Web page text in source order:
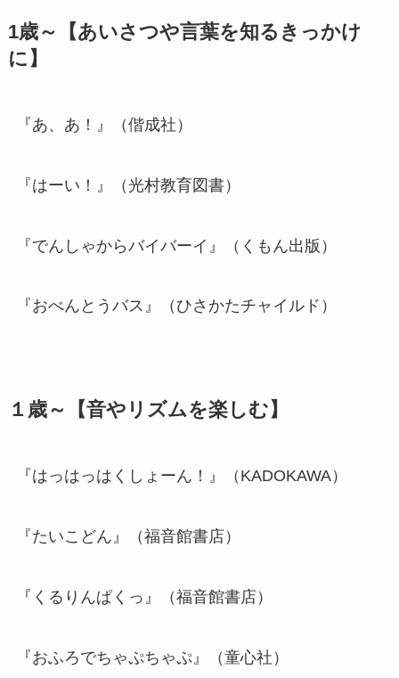
1歳～【あいさつや言葉を知るきっかけ
に】
『あ、あ！』（偕成社）
『はーい！』（光村教育図書）
『でんしゃからバイバーイ』（くもん出版）
『おべんとうバス』（ひさかたチャイルド）
１歳～【音やリズムを楽しむ】
『はっはっはくしょーん！』（KADOKAWA）
『たいこどん』（福音館書店）
『くるりんぱくっ』（福音館書店）
『おふろでちゃぷちゃぷ』（童心社）